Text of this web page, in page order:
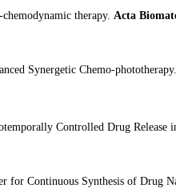
therapy. Acta
Synergetic Chemo-phototherapy.
Controlled Drug Release
Continuous Synthesis of Drug